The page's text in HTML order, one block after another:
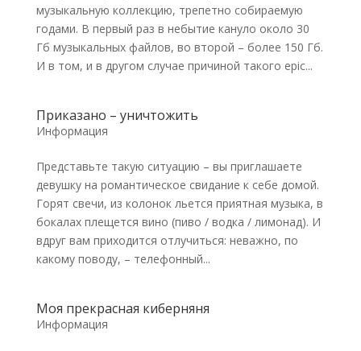
музыкальную коллекцию, трепетно собираемую
годами. В первый раз в небытие кануло около 30
Гб музыкальных файлов, во второй – более 150 Гб.
И в том, и в другом случае причиной такого epic...
Приказано – уничтожить
Информация
Представьте такую ситуацию – вы приглашаете
девушку на романтическое свидание к себе домой.
Горят свечи, из колонок льется приятная музыка, в
бокалах плещется вино (пиво / водка / лимонад). И
вдруг вам приходится отлучиться: неважно, по
какому поводу, – телефонный...
Моя прекрасная киберняня
Информация